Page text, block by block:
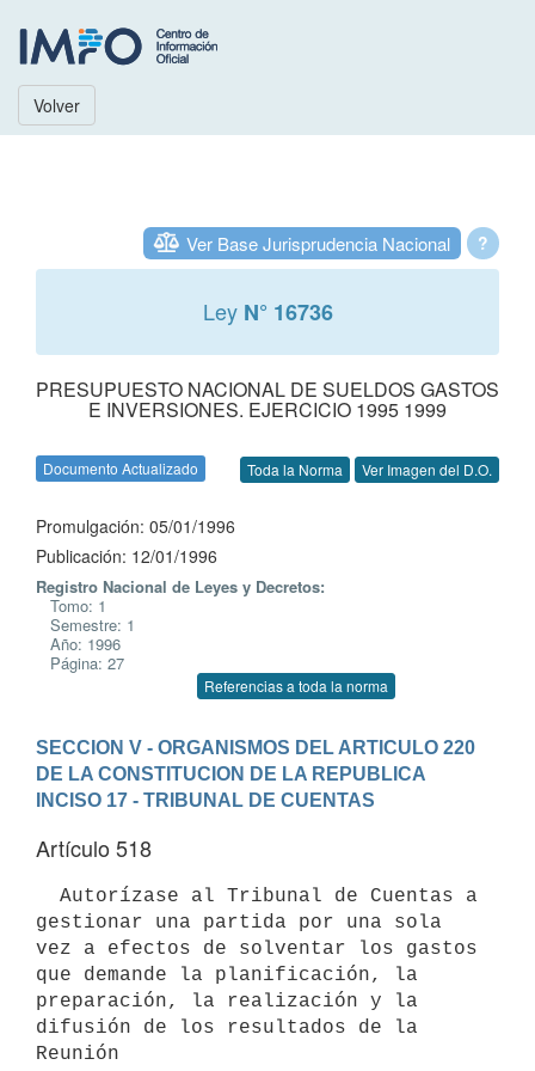
Volver
?
Ver Base Jurisprudencia Nacional
Ley N° 16736
PRESUPUESTO NACIONAL DE SUELDOS GASTOS
E INVERSIONES. EJERCICIO 1995 1999
Documento Actualizado Toda la Norma Ver Imagen del D.O.
Promulgación: 05/01/1996
Publicación: 12/01/1996
Registro Nacional de Leyes y Decretos:
Tomo: 1
Semestre: 1
Año: 1996
Página: 27
Referencias a toda la norma
SECCION V - ORGANISMOS DEL ARTICULO 220
DE LA CONSTITUCION DE LA REPUBLICA
INCISO 17 - TRIBUNAL DE CUENTAS
Artículo 518
gestionar una partida por una sola
vez a efectos de solventar los gastos
que demande la planificación, la
preparación, la realización y la
difusión de los resultados de la
Reunión